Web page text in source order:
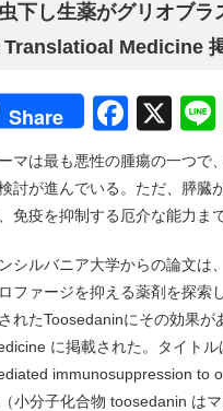
下し生薬がグリオブラ
Medicine 掲
Share X
マは最も悪性の腫瘍の一つ
討が進んでいる。ただ、膵臓
免疫を抑制する厄介な能力ま
シルバニア大学からの論文は
ファージを抑える薬剤を探索
れたToosedaninにその効果
に掲載された。タイト
immunosuppression to
小分子化合物 toosedanin は